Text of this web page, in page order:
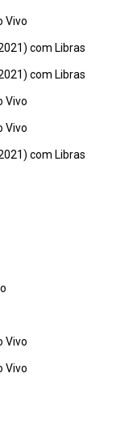
Vivo
com Libras
com Libras
Vivo
Vivo
com Libras
Vivo
Vivo